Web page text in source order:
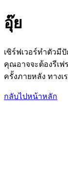
อุ๊ย
เซิร์ฟเวอร์ทำตัวมี
คุณอาจจะต้องรีเฟ
ครั้งภายหลัง ทาง
กลับไปหน้าหลัก